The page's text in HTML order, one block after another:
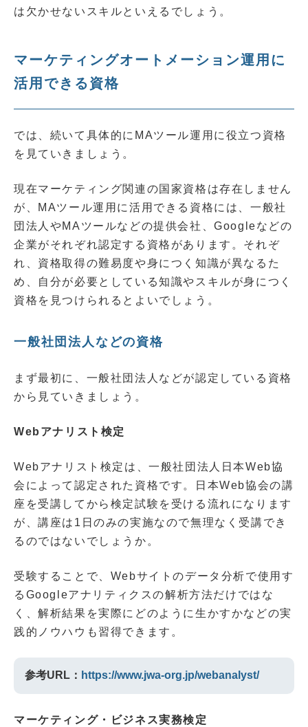
は欠かせないスキルといえるでしょう。
マーケティングオートメーション運用に
活用できる資格
では、続いて具体的にMAツール運用に役立つ資格
を見ていきましょう。
現在マーケティング関連の国家資格は存在しません
が、MAツール運用に活用できる資格には、一般社
団法人やMAツールなどの提供会社、Googleなどの
企業がそれぞれ認定する資格があります。それぞ
れ、資格取得の難易度や身につく知識が異なるた
め、自分が必要としている知識やスキルが身につく
資格を見つけられるとよいでしょう。
一般社団法人などの資格
まず最初に、一般社団法人などが認定している資格
から見ていきましょう。
Webアナリスト検定
Webアナリスト検定は、一般社団法人日本Web協
会によって認定された資格です。日本Web協会の講
座を受講してから検定試験を受ける流れになります
が、講座は1日のみの実施なので無理なく受講でき
るのではないでしょうか。
受験することで、Webサイトのデータ分析で使用す
るGoogleアナリティクスの解析方法だけではな
く、解析結果を実際にどのように生かすかなどの実
践的ノウハウも習得できます。
参考URL： https://www.jwa-org.jp/webanalyst/
マーケティング・ビジネス実務検定